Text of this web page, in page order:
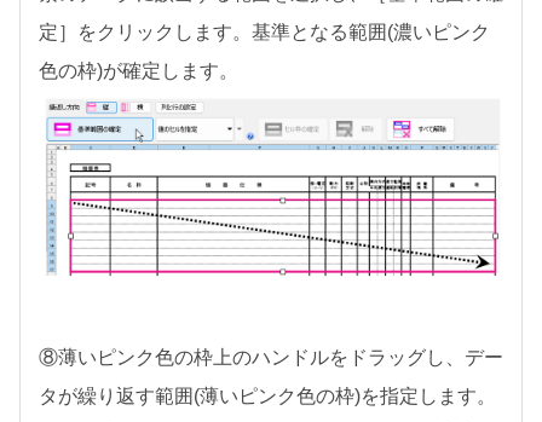
定］をクリックします。基準となる範囲(濃いピンク
色の枠)が確定します。
⑧薄いピンク色の枠上のハンドルをドラッグし、デー
タが繰り返す範囲(薄いピンク色の枠)を指定します。